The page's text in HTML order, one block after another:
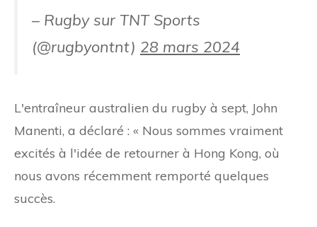
– Rugby sur TNT Sports
(@rugbyontnt) 28 mars 2024
L'entraîneur australien du rugby à sept, John
Manenti, a déclaré : « Nous sommes vraiment
excités à l'idée de retourner à Hong Kong, où
nous avons récemment remporté quelques
succès.